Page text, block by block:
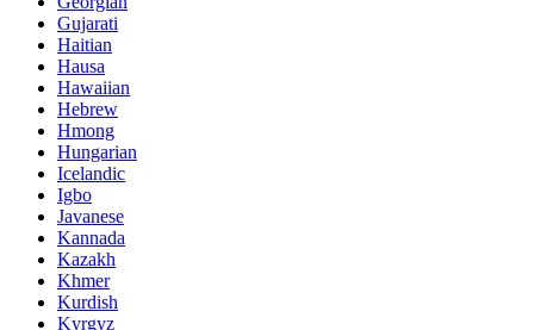
Gujarati
Haitian
Hausa
Hawaiian
Hebrew
Hmong
Hungarian
Icelandic
Igbo
Javanese
Kannada
Kazakh
Khmer
Kurdish
Kyrgyz